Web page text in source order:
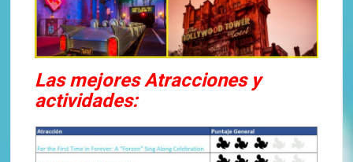
Las mejores Atracciones y
actividades: